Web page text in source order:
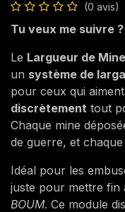
(0 avis)
Tu veux me suivre
Le Largueur de
un système de
pour ceux qui
discrètement tout
Chaque mine
de guerre, et
Idéal pour les
juste pour mettre fin
BOUM. Ce module